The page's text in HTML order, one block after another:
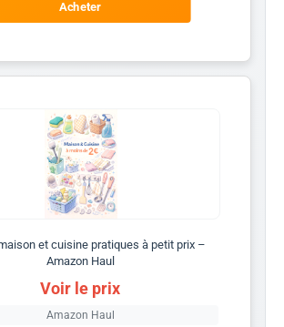
Acheter
et cuisine pratiques à petit prix –
Amazon Haul
Voir le prix
Amazon Haul